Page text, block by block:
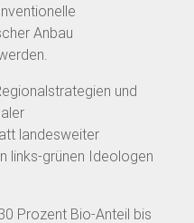
Anbau
und
landesweiter
links-grünen Ideologen
Prozent Bio-Anteil bis